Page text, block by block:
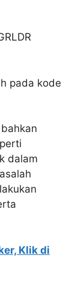
pada kode
dalam
Klik di